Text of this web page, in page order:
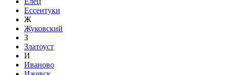
Ессентуки
Ж
Жуковский
З
Златоуст
И
Иваново